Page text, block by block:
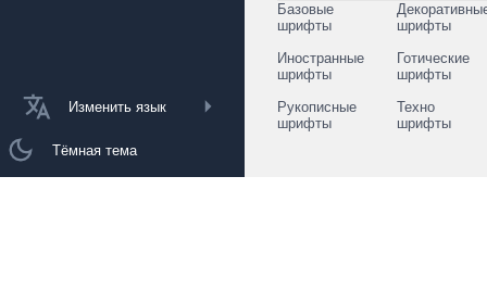
Изменить язык
Тёмная тема
Базовые
шрифты
шрифты
Иностранные
шрифты
Готические
шрифты
Рукописные
шрифты
Техно
шрифты